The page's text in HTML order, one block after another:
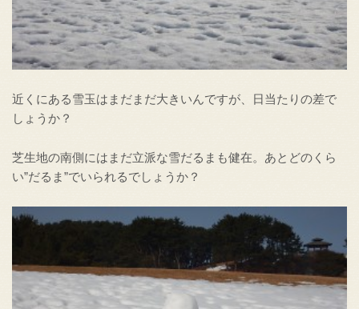
近くにある雪玉はまだまだ大きいんですが、日当たりの差で
しょうか？
芝生地の南側にはまだ立派な雪だるまも健在。あとどのくら
い”だるま”でいられるでしょうか？